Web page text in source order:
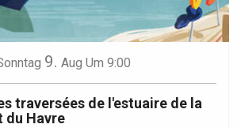
9. Aug Um 9:00
traversées de l'estuaire de la
du Havre